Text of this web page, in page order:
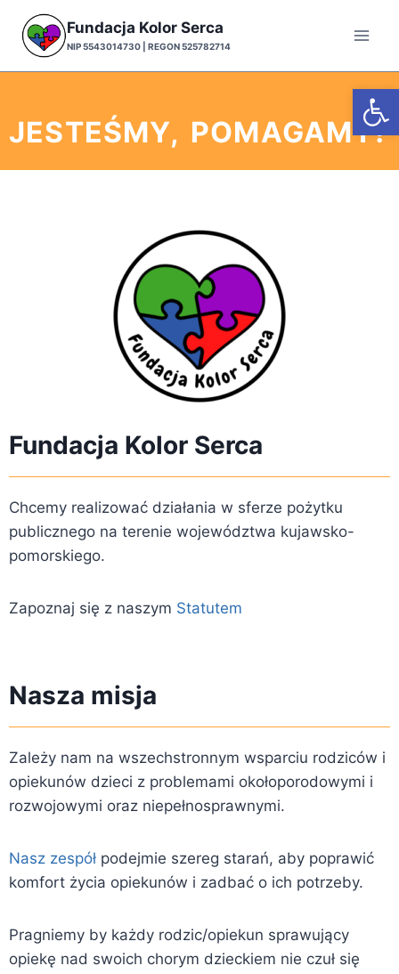
Fundacja Kolor Serca
NIP 5543014730 | REGON 525782714
JESTEŚMY, POMAGAMY!
Fundacja Kolor Serca
Chcemy realizować działania w sferze pożytku
publicznego na terenie województwa kujawsko-
pomorskiego.
Zapoznaj się z naszym Statutem
Nasza misja
Zależy nam na wszechstronnym wsparciu rodziców i
opiekunów dzieci z problemami okołoporodowymi i
rozwojowymi oraz niepełnosprawnymi.
Nasz zespół podejmie szereg starań, aby poprawić
komfort życia opiekunów i zadbać o ich potrzeby.
Pragniemy by każdy rodzic/opiekun sprawujący
opiekę nad swoich chorym dzieckiem nie czuł się